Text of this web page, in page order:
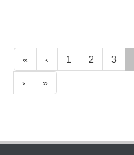
« ‹ 1 2 3
› »